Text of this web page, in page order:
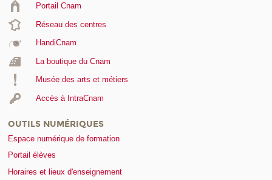
Portail Cnam
Réseau des centres
HandiCnam
La boutique du Cnam
Musée des arts et métiers
Accès à IntraCnam
OUTILS NUMÉRIQUES
Espace numérique de formation
Portail élèves
Horaires et lieux d'enseignement